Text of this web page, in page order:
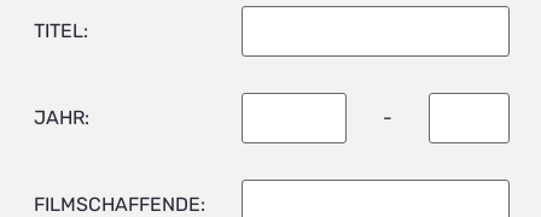
TITEL:
JAHR: -
FILMSCHAFFENDE: